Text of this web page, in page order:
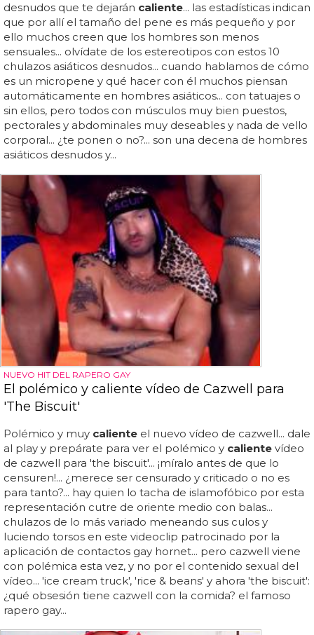
desnudos que te dejarán caliente... las estadísticas indican
que por allí el tamaño del pene es más pequeño y por
ello muchos creen que los hombres son menos
sensuales... olvídate de los estereotipos con estos 10
chulazos asiáticos desnudos... cuando hablamos de cómo
es un micropene y qué hacer con él muchos piensan
automáticamente en hombres asiáticos... con tatuajes o
sin ellos, pero todos con músculos muy bien puestos,
pectorales y abdominales muy deseables y nada de vello
corporal... ¿te ponen o no?... son una decena de hombres
asiáticos desnudos y...
NUEVO HIT DEL RAPERO GAY
El polémico y caliente vídeo de Cazwell para
'The Biscuit'
Polémico y muy caliente el nuevo vídeo de cazwell... dale
al play y prepárate para ver el polémico y caliente vídeo
de cazwell para 'the biscuit'... ¡míralo antes de que lo
censuren!... ¿merece ser censurado y criticado o no es
para tanto?... hay quien lo tacha de islamofóbico por esta
representación cutre de oriente medio con balas...
chulazos de lo más variado meneando sus culos y
luciendo torsos en este videoclip patrocinado por la
aplicación de contactos gay hornet... pero cazwell viene
con polémica esta vez, y no por el contenido sexual del
vídeo... 'ice cream truck', 'rice & beans' y ahora 'the biscuit':
¿qué obsesión tiene cazwell con la comida? el famoso
rapero gay...